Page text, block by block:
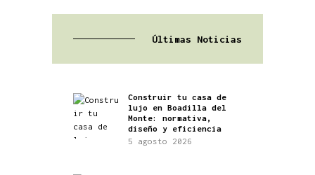
Últimas Noticias
Construir tu casa de
lujo en Boadilla del
Monte: normativa,
diseño y eficiencia
5 agosto 2026